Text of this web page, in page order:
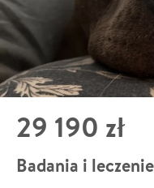
29 190 zł
Badania i